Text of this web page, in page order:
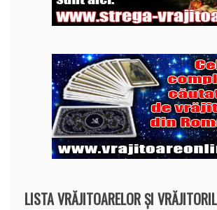
LISTA VRĂJITOARELOR ȘI